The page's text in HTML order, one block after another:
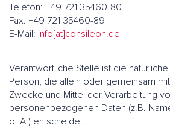
Telefon: +49 721 35460-80
Fax: +49 721 35460-89
E-Mail: info[at]consileon.de
Verantwortliche Stelle ist die
Person, die allein oder gemeinsam
Zwecke und Mittel der Verarbeitung
personenbezogenen Daten (z.B.
o. Ä.) entscheidet.